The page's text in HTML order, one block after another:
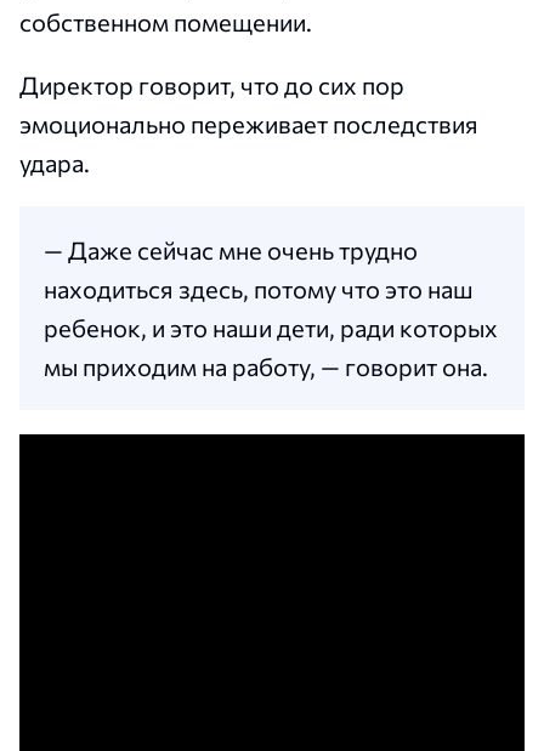
собственном помещении.
Директор говорит, что до сих пор
эмоционально переживает последствия
удара.
— Даже сейчас мне очень трудно
находиться здесь, потому что это наш
ребенок, и это наши дети, ради которых
мы приходим на работу, — говорит она.